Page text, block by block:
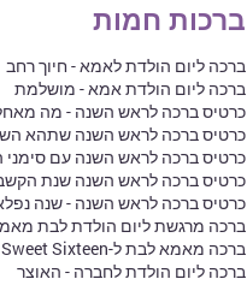
ברכות חמות
ברכה ליום הולדת לאמא - חיוך רחב
ברכה ליום הולדת אמא - מושלמת
כרטיס ברכה לראש השנה - מה
כרטיס ברכה לראש השנה שתהא
כרטיס ברכה לראש השנה עם סימני
כרטיס ברכה לראש השנה שנת
כרטיס ברכה לראש השנה - שנה
ברכה מרגשת ליום הולדת לבת
ברכה מאמא לבת ל-Sweet Sixteen
ברכה ליום הולדת לחברה - האוצר